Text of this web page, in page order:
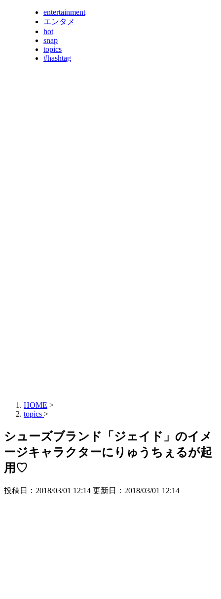
entertainment
エンタメ
hot
snap
topics
#hashtag
HOME >
topics >
シューズブランド「ジェイド」のイメ
ージキャラクターにりゅうちぇるが起
用♡
投稿日：2018/03/01 12:14 更新日： 2018/03/01 12:14